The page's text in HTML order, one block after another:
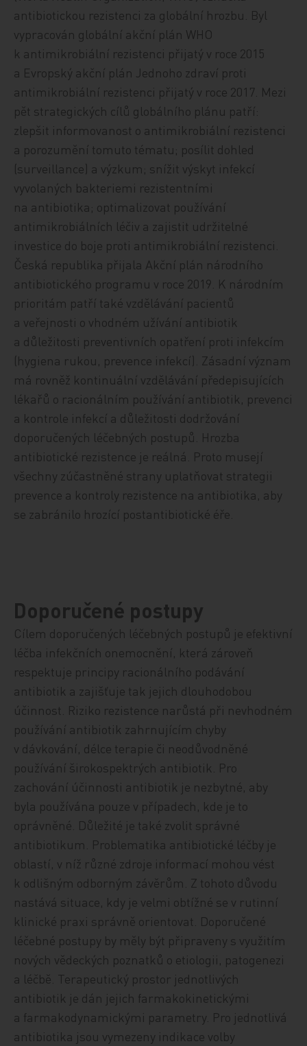
antibiotickou rezistenci za globální hrozbu. Byl
vypracován globální akční plán WHO
k antimikrobiální rezistenci přijatý v roce 2015
a Evropský akční plán Jednoho zdraví proti
antimikrobiální rezistenci přijatý v roce 2017. Mezi
pět strategických cílů globálního plánu patří:
zlepšit informovanost o antimikrobiální rezistenci
a porozumění tomuto tématu; posílit dohled
(surveillance) a výzkum; snížit výskyt infekcí
vyvolaných bakteriemi rezistentními
na antibiotika; optimalizovat používání
antimikrobiálních léčiv a zajistit udržitelné
investice do boje proti antimikrobiální rezistenci.
Česká republika přijala Akční plán národního
antibiotického programu v roce 2019. K národním
prioritám patří také vzdělávání pacientů
a veřejnosti o vhodném užívání antibiotik
a důležitosti preventivních opatření proti infekcím
(hygiena rukou, prevence infekcí). Zásadní význam
má rovněž kontinuální vzdělávání předepisujících
lékařů o racionálním používání antibiotik, prevenci
a kontrole infekcí a důležitosti dodržování
doporučených léčebných postupů. Hrozba
antibiotické rezistence je reálná. Proto musejí
všechny zúčastněné strany uplatňovat strategii
prevence a kontroly rezistence na antibiotika, aby
se zabránilo hrozící postantibiotické éře.
Doporučené postupy
Cílem doporučených léčebných postupů je efektivní
léčba infekčních onemocnění, která zároveň
respektuje principy racionálního podávání
antibiotik a zajišťuje tak jejich dlouhodobou
účinnost. Riziko rezistence narůstá při nevhodném
používání antibiotik zahrnujícím chyby
v dávkování, délce terapie či neodůvodněné
používání širokospektrých antibiotik. Pro
zachování účinnosti antibiotik je nezbytné, aby
byla používána pouze v případech, kde je to
oprávněné. Důležité je také zvolit správné
antibiotikum. Problematika antibiotické léčby je
oblastí, v níž různé zdroje informací mohou vést
k odlišným odborným závěrům. Z tohoto důvodu
nastává situace, kdy je velmi obtížné se v rutinní
klinické praxi správně orientovat. Doporučené
léčebné postupy by měly být připraveny s využitím
nových vědeckých poznatků o etiologii, patogenezi
a léčbě. Terapeutický prostor jednotlivých
antibiotik je dán jejich farmakokinetickými
a farmakodynamickými parametry. Pro jednotlivá
antibiotika jsou vymezeny indikace volby